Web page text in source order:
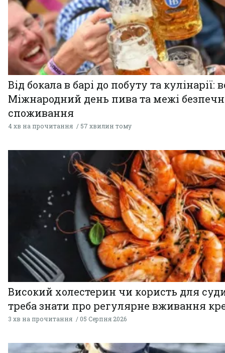
Від бокала в барі до побуту та кулінарії:
Міжнародний день пива та межі
споживання
4 хв на прочитання 57 хвилин тому
Високий холестерин чи користь для
треба знати про регулярне вживання
3 хв на прочитання 05 Серпня 2026